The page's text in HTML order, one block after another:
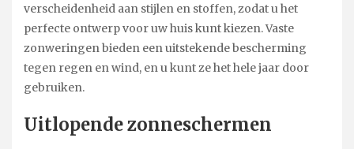
verscheidenheid aan stijlen en stoffen, zodat u het
perfecte ontwerp voor uw huis kunt kiezen. Vaste
zonweringen bieden een uitstekende bescherming
tegen regen en wind, en u kunt ze het hele jaar door
gebruiken.
Uitlopende zonneschermen